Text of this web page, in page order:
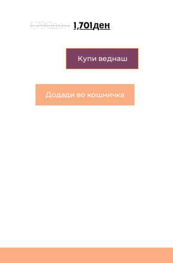
1,790ден 1,701 ден
Купи веднаш
Додади во кошничка